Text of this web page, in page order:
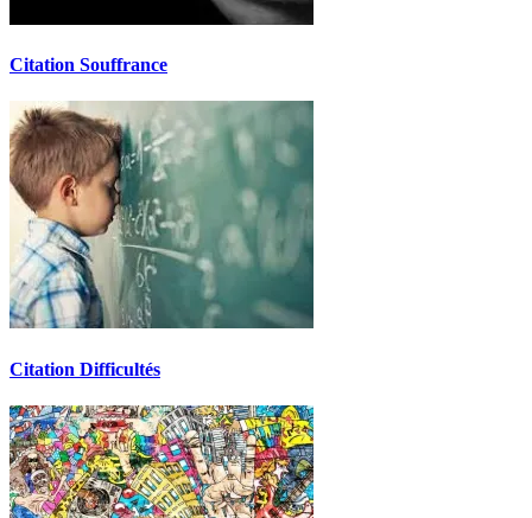
Citation Souffrance
Citation Difficultés